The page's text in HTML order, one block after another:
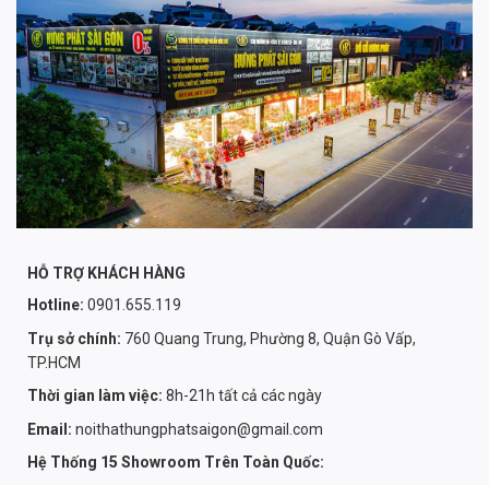
HỖ TRỢ KHÁCH HÀNG
Hotline: 0901.655.119
Trụ sở chính: 760 Quang Trung, Phường 8, Quận Gò Vấp,
TP.HCM
Thời gian làm việc: 8h-21h tất cả các ngày
Email: noithathungphatsaigon@gmail.com
Hệ Thống 15 Showroom Trên Toàn Quốc: